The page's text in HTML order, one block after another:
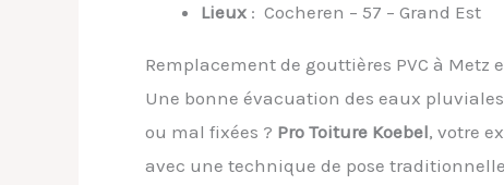
Lieux : Cocheren – 57 – Grand Est
Remplacement de gouttières PVC à Metz
Une bonne évacuation des eaux
ou mal fixées ? Pro Toiture Koebel, votre
avec une technique de pose